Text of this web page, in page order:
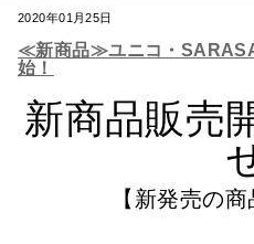
2020年01月25日
≪新商品≫ユニコ・
始！
新商品販売
【新発売の